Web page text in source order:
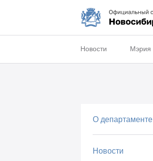
Новости Мэрия
О департаменте
Новости